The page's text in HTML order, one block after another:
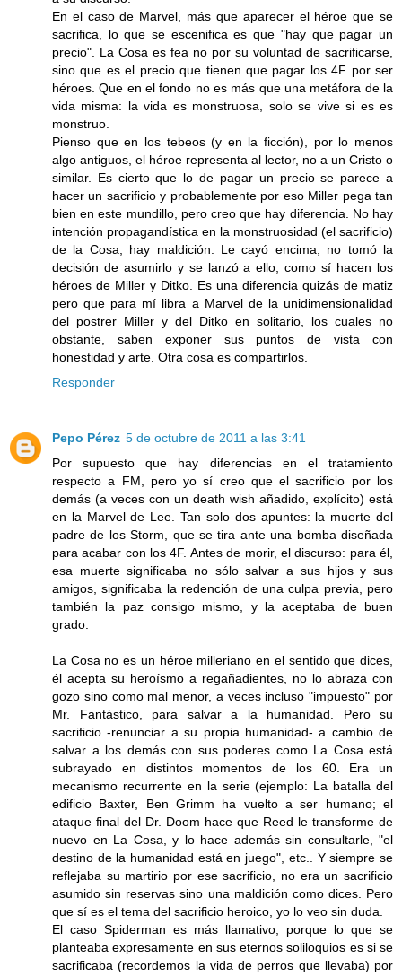
En el caso de Marvel, más que aparecer el héroe que se
sacrifica, lo que se escenifica es que "hay que pagar un
precio". La Cosa es fea no por su voluntad de sacrificarse,
sino que es el precio que tienen que pagar los 4F por ser
héroes. Que en el fondo no es más que una metáfora de la
vida misma: la vida es monstruosa, solo se vive si es es
monstruo.
Pienso que en los tebeos (y en la ficción), por lo menos
algo antiguos, el héroe representa al lector, no a un Cristo o
similar. Es cierto que lo de pagar un precio se parece a
hacer un sacrificio y probablemente por eso Miller pega tan
bien en este mundillo, pero creo que hay diferencia. No hay
intención propagandística en la monstruosidad (el sacrificio)
de la Cosa, hay maldición. Le cayó encima, no tomó la
decisión de asumirlo y se lanzó a ello, como sí hacen los
héroes de Miller y Ditko. Es una diferencia quizás de matiz
pero que para mí libra a Marvel de la unidimensionalidad
del postrer Miller y del Ditko en solitario, los cuales no
obstante, saben exponer sus puntos de vista con
honestidad y arte. Otra cosa es compartirlos.
Responder
Pepo Pérez 5 de octubre de 2011 a las 3:41
Por supuesto que hay diferencias en el tratamiento
respecto a FM, pero yo sí creo que el sacrificio por los
demás (a veces con un death wish añadido, explícito) está
en la Marvel de Lee. Tan solo dos apuntes: la muerte del
padre de los Storm, que se tira ante una bomba diseñada
para acabar con los 4F. Antes de morir, el discurso: para él,
esa muerte significaba no sólo salvar a sus hijos y sus
amigos, significaba la redención de una culpa previa, pero
también la paz consigo mismo, y la aceptaba de buen
grado.
La Cosa no es un héroe milleriano en el sentido que dices,
él acepta su heroísmo a regañadientes, no lo abraza con
gozo sino como mal menor, a veces incluso "impuesto" por
Mr. Fantástico, para salvar a la humanidad. Pero su
sacrificio -renunciar a su propia humanidad- a cambio de
salvar a los demás con sus poderes como La Cosa está
subrayado en distintos momentos de los 60. Era un
mecanismo recurrente en la serie (ejemplo: La batalla del
edificio Baxter, Ben Grimm ha vuelto a ser humano; el
ataque final del Dr. Doom hace que Reed le transforme de
nuevo en La Cosa, y lo hace además sin consultarle, "el
destino de la humanidad está en juego", etc.. Y siempre se
reflejaba su martirio por ese sacrificio, no era un sacrificio
asumido sin reservas sino una maldición como dices. Pero
que sí es el tema del sacrificio heroico, yo lo veo sin duda.
El caso Spiderman es más llamativo, porque lo que se
planteaba expresamente en sus eternos soliloquios es si se
sacrificaba (recordemos la vida de perros que llevaba) por